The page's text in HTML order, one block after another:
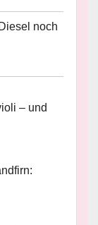
noch
– und